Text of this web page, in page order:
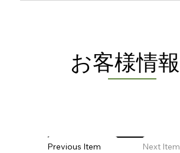
​お客様情報
Previous Item Next Item